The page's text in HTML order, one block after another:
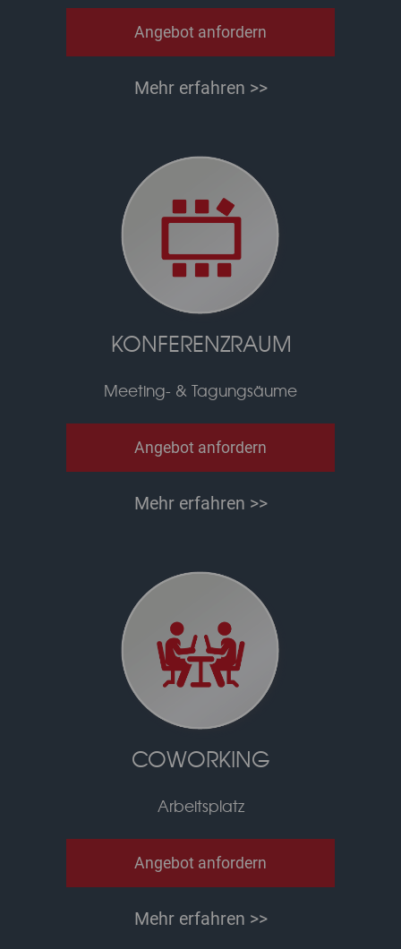
Angebot anfordern
Mehr erfahren >>
KONFERENZRAUM
Meeting- & Tagungsäume
Angebot anfordern
Mehr erfahren >>
COWORKING
Arbeitsplatz
Angebot anfordern
Mehr erfahren >>